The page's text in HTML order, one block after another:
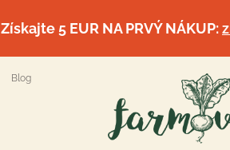
Získajte 5 EUR NA PRVÝ NÁKUP:
Blog